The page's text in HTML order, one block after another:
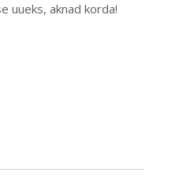
uueks, aknad korda!